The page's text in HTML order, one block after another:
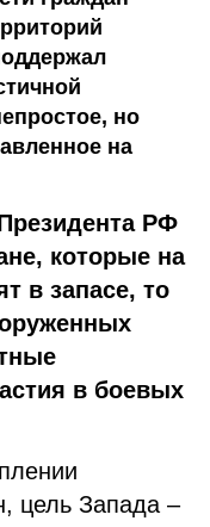
но
на
РФ
которые на
в запасе, то
в боевых
цель Запада –